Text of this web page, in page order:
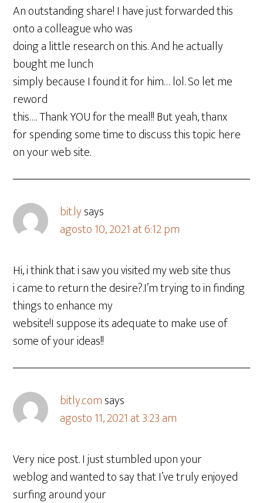
An outstanding share! I have just forwarded this
onto a colleague who was
doing a little research on this. And he actually
bought me lunch
simply because I found it for him… lol. So let me
reword
this…. Thank YOU for the meal!! But yeah, thanx
for spending some time to discuss this topic here
on your web site.
bit.lysays
agosto 10, 2021 at 6:12 pm
Hi, i think that i saw you visited my web site thus
i came to return the desire?.I’m trying to in finding
things to enhance my
website!I suppose its adequate to make use of
some of your ideas!!
bitly.comsays
agosto 11, 2021 at 3:23 am
Very nice post. I just stumbled upon your
weblog and wanted to say that I’ve truly enjoyed
surfing around your